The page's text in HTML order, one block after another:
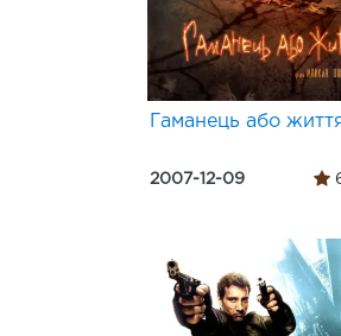
Гаманець або
2007-12-09